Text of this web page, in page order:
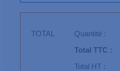
TOTAL Quantité :
Total TTC :
Total HT :